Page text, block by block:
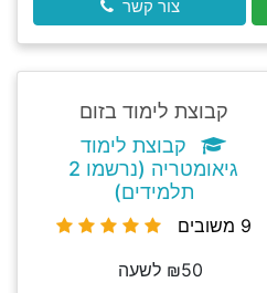
צור קשר
קבוצת לימוד בזום
קבוצת לימוד
גיאומטריה (נרשמו 2
תלמידים)
9 משובים
₪50 לשעה